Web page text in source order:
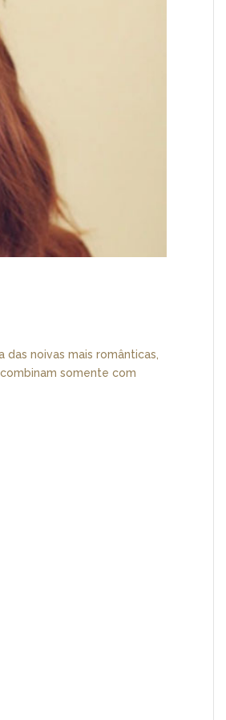
noivas mais românticas,
somente com